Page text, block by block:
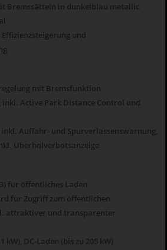
Bremssätteln in dunkelblau metallic
und
mit Bremsfunktion
inkl. Active Park Distance Control und
Auffahr- und Spurverlassenswarnung,
Überholverbotsanzeige
für öffentliches Laden
für Zugriff zum öffentlichen
attraktiver und transparenter
kW), DC-Laden (bis zu 205 kW)